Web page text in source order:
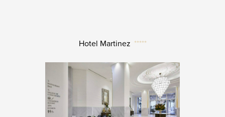
Hotel Martinez *****